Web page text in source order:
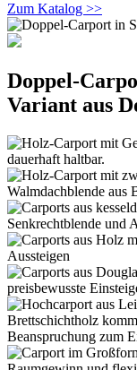
Zum Katalog >>
Doppel-
Variant aus